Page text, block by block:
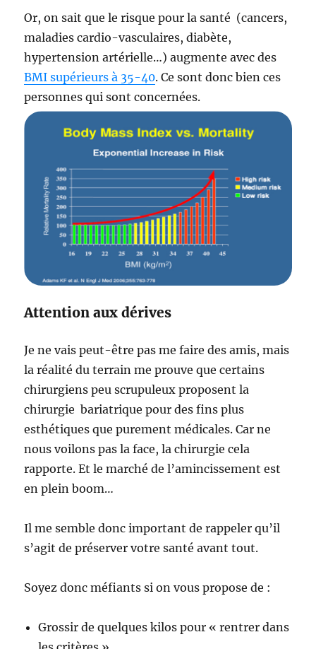
Or, on sait que le risque pour la santé (cancers,
maladies cardio-vasculaires, diabète,
hypertension artérielle…) augmente avec des
BMI supérieurs à 35-40. Ce sont donc bien ces
personnes qui sont concernées.
Attention aux dérives
Je ne vais peut-être pas me faire des amis, mais
la réalité du terrain me prouve que certains
chirurgiens peu scrupuleux proposent la
chirurgie bariatrique pour des fins plus
esthétiques que purement médicales. Car ne
nous voilons pas la face, la chirurgie cela
rapporte. Et le marché de l’amincissement est
en plein boom…
Il me semble donc important de rappeler qu’il
s’agit de préserver votre santé avant tout.
Soyez donc méfiants si on vous propose de :
Grossir de quelques kilos pour « rentrer dans